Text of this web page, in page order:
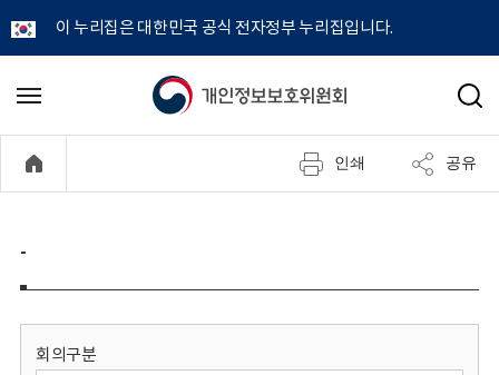
이 누리집은 대한민국 공식 전자정부 누리집입니다.
개
정
보
메
기
검
인쇄 공유
-
회의구분